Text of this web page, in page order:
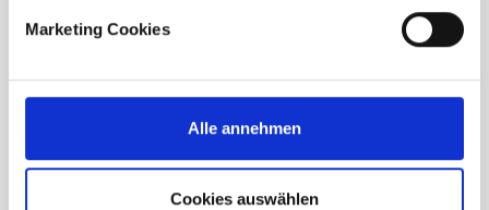
Marketing Cookies
Alle annehmen
Cookies auswählen
Downloads